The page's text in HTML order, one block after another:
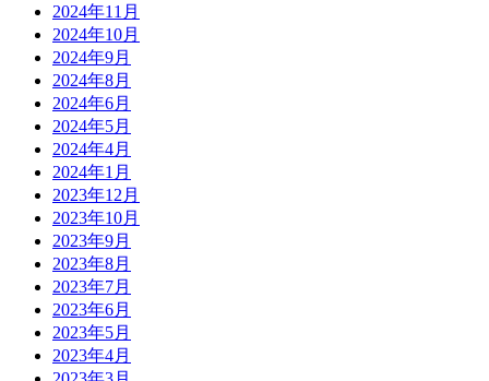
2024年11月
2024年10月
2024年9月
2024年8月
2024年6月
2024年5月
2024年4月
2024年1月
2023年12月
2023年10月
2023年9月
2023年8月
2023年7月
2023年6月
2023年5月
2023年4月